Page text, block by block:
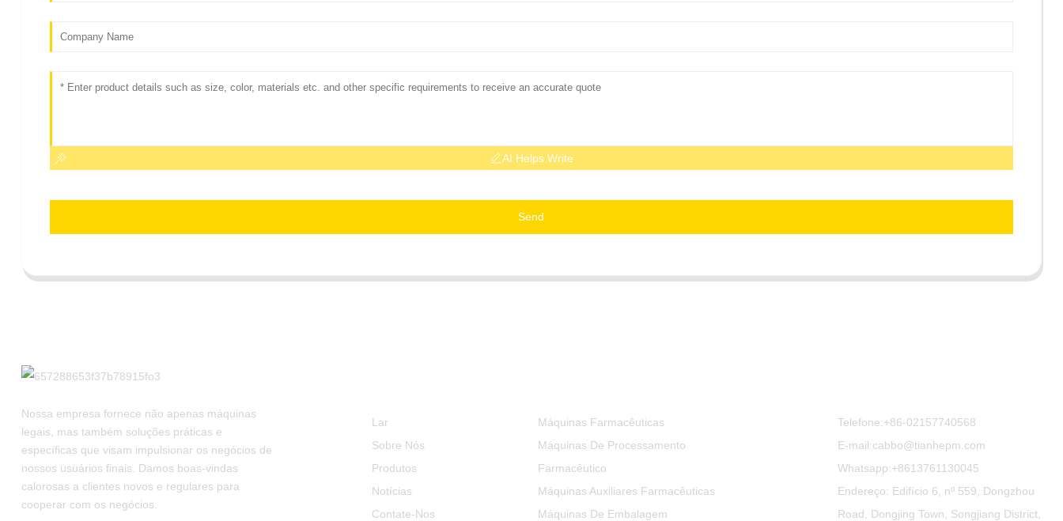
AI Helps Write
Send
Nossa empresa fornece não apenas máquinas
legais, mas também soluções práticas e
específicas que visam impulsionar os negócios de
nossos usuários finais. Damos boas-vindas
calorosas a clientes novos e regulares para
cooperar com os negócios.
Lar
Sobre Nós
Produtos
Notícias
Contate-Nos
Máquinas Farmacêuticas
Máquinas De Processamento
Farmacêutico
Máquinas Auxiliares Farmacêuticas
Máquinas De Embalagem
Telefone:+86-02157740568
E-mail:cabbo@tianhepm.com
Whatsapp:+8613761130045
Endereço: Edifício 6, nº 559, Dongzhou
Road, Dongjing Town, Songjiang District,